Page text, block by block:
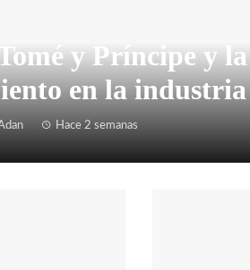
y Príncipe y
en la industria
Hace 2 semanas